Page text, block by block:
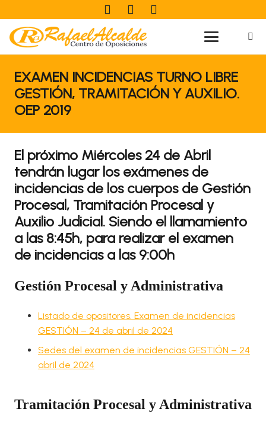
EXAMEN INCIDENCIAS TURNO LIBRE
GESTIÓN, TRAMITACIÓN Y AUXILIO.
OEP 2019
El próximo Miércoles 24 de Abril
tendrán lugar los exámenes de
incidencias de los cuerpos de Gestión
Procesal, Tramitación Procesal y
Auxilio Judicial. Siendo el llamamiento
a las 8:45h, para realizar el examen
de incidencias a las 9:00h
Gestión Procesal y Administrativa
Listado de opositores. Examen de incidencias
GESTIÓN – 24 de abril de 2024
Sedes del examen de incidencias GESTIÓN – 24
abril de 2024
Tramitación Procesal y Administrativa